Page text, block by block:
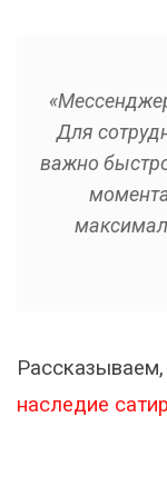
Для
важно
наследие